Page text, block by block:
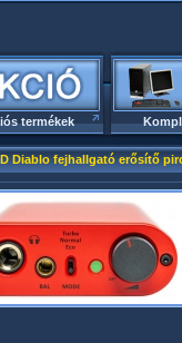
termékek
Diablo fejhallgató erősítő